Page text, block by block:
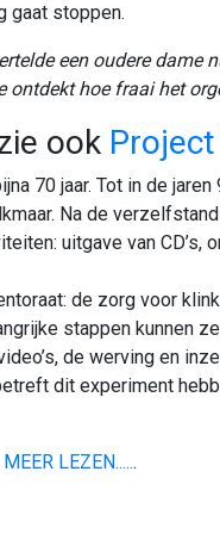
gaat stoppen.
een oudere dame
hoe fraai het
ook
70 jaar. Tot in de
Na de
uitgave van CD’s,
de zorg voor
stappen kunnen
de werving en
dit experiment
MEER LEZEN......